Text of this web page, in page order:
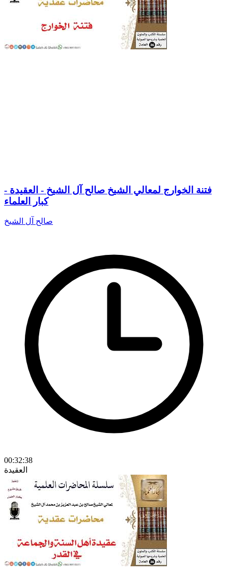
فتنة الخوارج لمعالي الشيخ صالح آل الشيخ - العقيدة -
كبار العلماء
صالح آل الشيخ
00:32:38
العقيدة